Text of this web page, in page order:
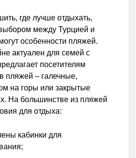
где лучше отдыхать,
между Турцией и
особенности пляжей.
актуален для семей с
посетителям
пляжей – галечные,
на горы или закрытые
На большинстве из пляжей
для отдыха:
кабинки для